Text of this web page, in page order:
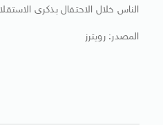
الناس خلال الاحتفال بذكرى
المصدر: رويترز